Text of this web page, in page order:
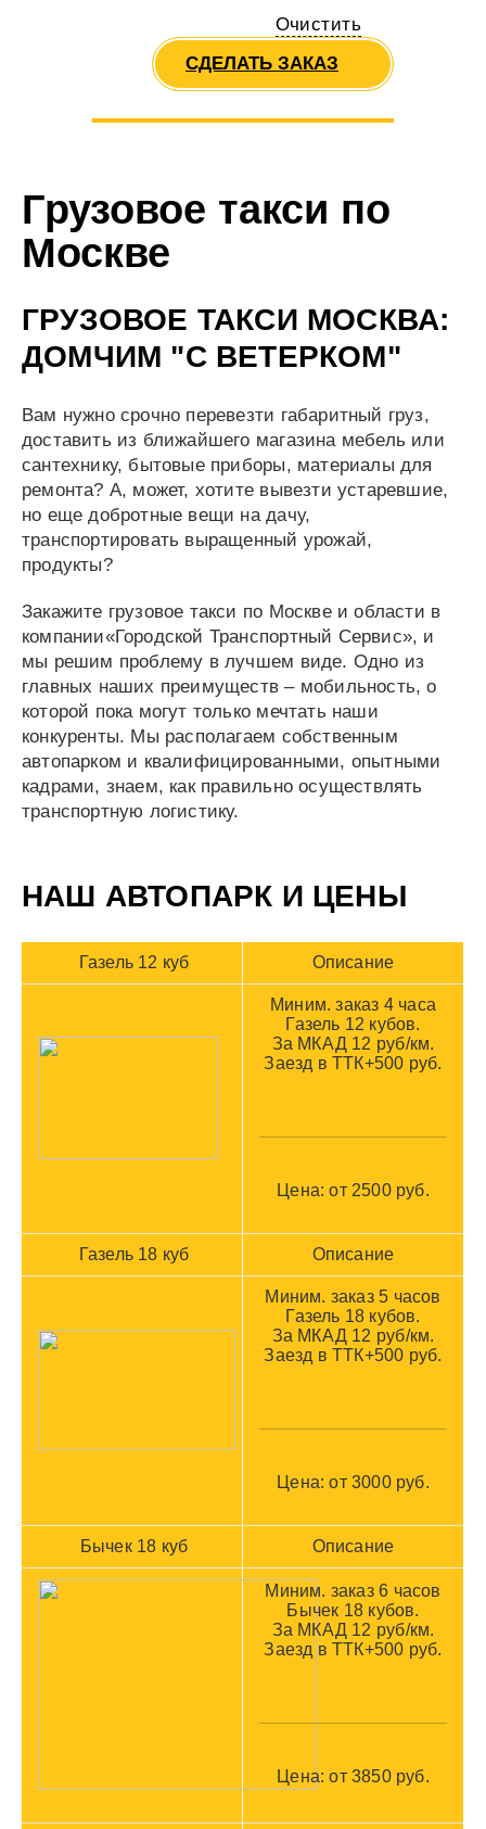
Очистить
СДЕЛАТЬ ЗАКАЗ
Грузовое такси по
Москве
ГРУЗОВОЕ ТАКСИ МОСКВА:
ДОМЧИМ "С ВЕТЕРКОМ"
Вам нужно срочно перевезти габаритный груз,
доставить из ближайшего магазина мебель или
сантехнику, бытовые приборы, материалы для
ремонта? А, может, хотите вывезти устаревшие,
но еще добротные вещи на дачу,
транспортировать выращенный урожай,
продукты?
Закажите грузовое такси по Москве и области в
компании«Городской Транспортный Сервис», и
мы решим проблему в лучшем виде. Одно из
главных наших преимуществ – мобильность, о
которой пока могут только мечтать наши
конкуренты. Мы располагаем собственным
автопарком и квалифицированными, опытными
кадрами, знаем, как правильно осуществлять
транспортную логистику.
НАШ АВТОПАРК И ЦЕНЫ
Газель 12 куб Описание
Миним. заказ 4 часа
Газель 12 кубов.
За МКАД 12 руб/км.
Заезд в ТТК+500 руб.
Цена: от 2500 руб.
Газель 18 куб Описание
Миним. заказ 5 часов
Газель 18 кубов.
За МКАД 12 руб/км.
Заезд в ТТК+500 руб.
Цена: от 3000 руб.
Бычек 18 куб Описание
Миним. заказ 6 часов
Бычек 18 кубов.
За МКАД 12 руб/км.
Заезд в ТТК+500 руб.
Цена: от 3850 руб.